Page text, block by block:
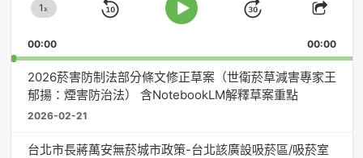
Change
Rate
1x
Skip
Play
Jump
Forward
Share
00:00 00:00
2026菸害防制法部分條文修正草案（世衛菸草減害專家王
郁揚：煙害防治法） 含NotebookLM解釋草案重點
2026-02-21
台北市長蔣萬安無菸城市政策-台北該廣設吸菸區/吸菸室